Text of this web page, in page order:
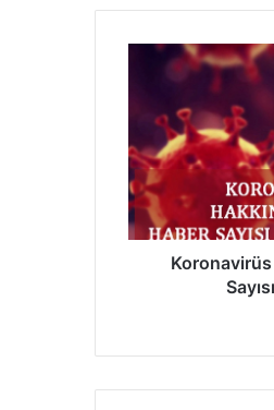
Koronavirüs
Hakkında
Haber
Sayısı
21
Mi̇lyonu
aştı
Koronavirüs